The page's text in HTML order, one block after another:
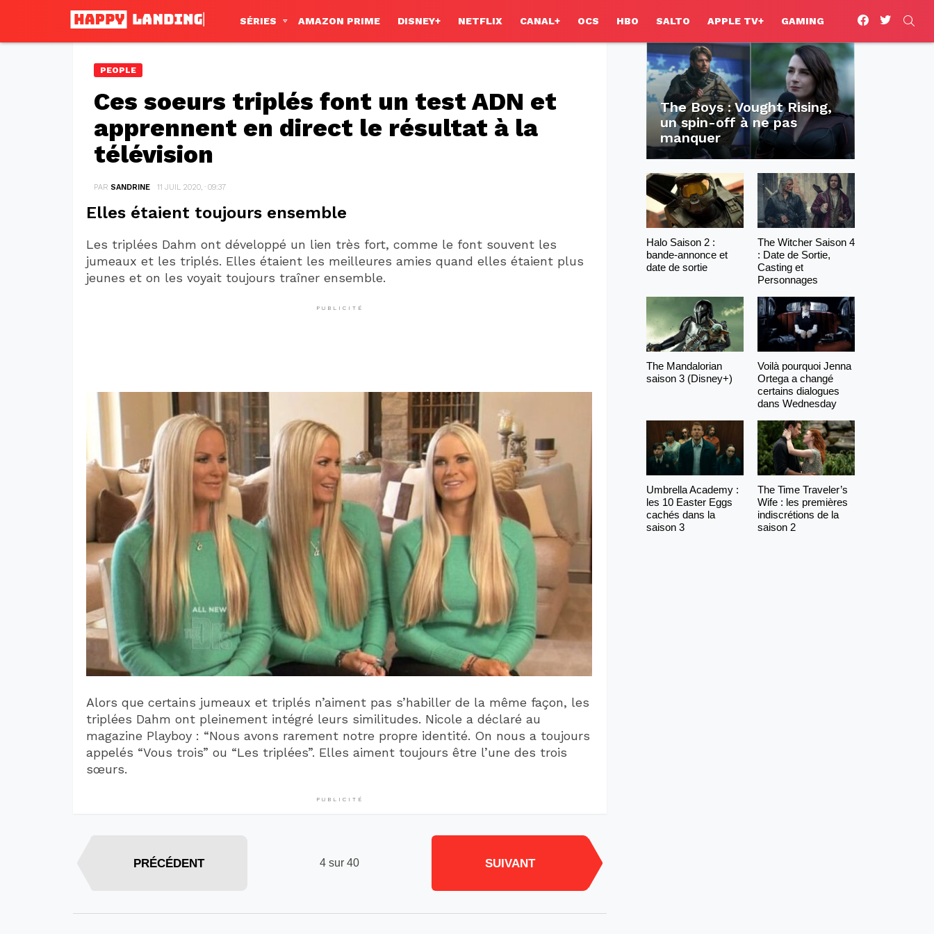
SÉRIES AMAZON PRIME DISNEY+ NETFLIX CANAL+ OCS HBO SALTO APPLE TV+ GAMING
facebooktwitter
PEOPLE
Ces soeurs triplés font un test ADN et
apprennent en direct le résultat à la
télévision
PAR SANDRINE 11 JUIL 2020, · 09:37
Elles étaient toujours ensemble
Les triplées Dahm ont développé un lien très fort, comme le font souvent les
jumeaux et les triplés. Elles étaient les meilleures amies quand elles étaient plus
jeunes et on les voyait toujours traîner ensemble.
PUBLICITÉ
Alors que certains jumeaux et triplés n’aiment pas s’habiller de la même façon, les
triplées Dahm ont pleinement intégré leurs similitudes. Nicole a déclaré au
magazine Playboy : “Nous avons rarement notre propre identité. On nous a toujours
appelés “Vous trois” ou “Les triplées”. Elles aiment toujours être l’une des trois
sœurs.
PUBLICITÉ
4 sur 40
PRÉCÉDENT SUIVANT
The Boys : Vought Rising,
un spin-off à ne pas
manquer
Halo Saison 2 :
bande-annonce et
date de sortie
The Witcher Saison 4
: Date de Sortie,
Casting et
Personnages
The Mandalorian
saison 3 (Disney+)
Voilà pourquoi Jenna
Ortega a changé
certains dialogues
dans Wednesday
Umbrella Academy :
les 10 Easter Eggs
cachés dans la
saison 3
The Time Traveler’s
Wife : les premières
indiscrétions de la
saison 2